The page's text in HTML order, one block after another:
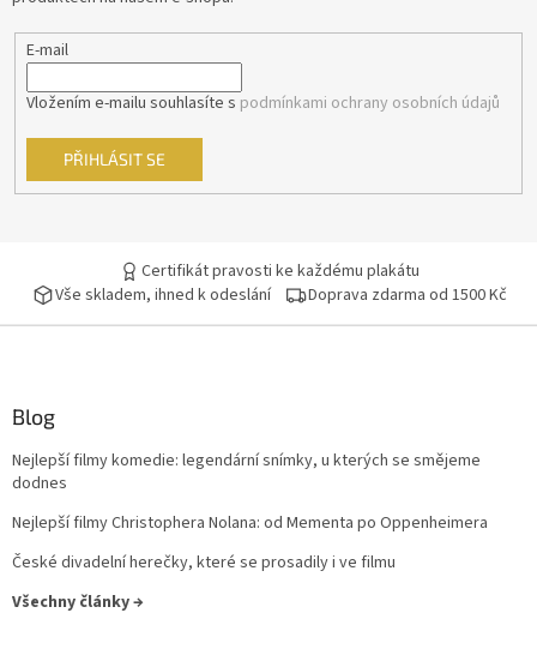
Uma Thurman
Nicole Kidman 34
Ivan Trojan 33
Petr Nárožný 33
Vilma Cibulková
Dagmar Havlová 32
Drew Barrymore 32
E-mail
Vložením e-mailu souhlasíte s podmínkami ochrany osobních údajů
PŘIHLÁSIT SE
Certifikát pravosti ke každému plakátu
Vše skladem, ihned k odeslání
Doprava zdarma od 1500 Kč
Blog
Nejlepší filmy komedie: legendární snímky, u kterých se smějeme
dodnes
Nejlepší filmy Christophera Nolana: od Mementa po Oppenheimera
České divadelní herečky, které se prosadily i ve filmu
Všechny články →